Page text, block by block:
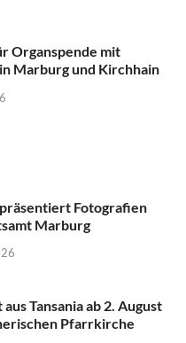
Organspende mit
Marburg und Kirchhain
Fotografien
Marburg
Tansania ab 2. August
Pfarrkirche